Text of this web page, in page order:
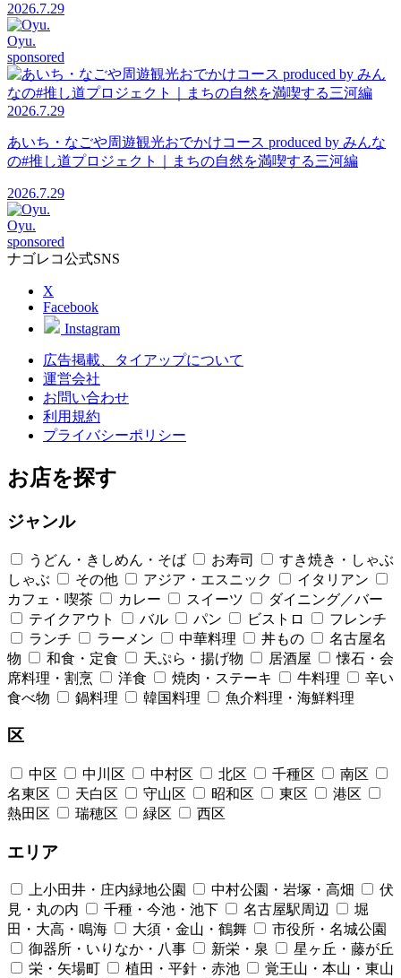
2026.7.29
Oyu.
sponsored
2026.7.29
あいち・なごや周遊観光おでかけコース produced by みんな
の#推し道プロジェクト｜まちの自然を満喫する三河編
2026.7.29
Oyu.
sponsored
ナゴレコ公式SNS
X
Facebook
Instagram
広告掲載、タイアップについて
運営会社
お問い合わせ
利用規約
プライバシーポリシー
お店を探す
ジャンル
うどん・きしめん・そば お寿司
すき焼き・しゃぶ
しゃぶ
その他 アジア・エスニック
イタリアン
カフェ・喫茶
カレー スイーツ
ダイニング／バー
テイクアウト
バル パン ビストロ
フレンチ
ランチ
ラーメン 中華料理 丼もの
名古屋名
物
和食・定食 天ぷら・揚げ物 居酒屋
懐石・会
席料理・割烹
洋食 焼肉・ステーキ 牛料理
辛い
食べ物
鍋料理 韓国料理 魚介料理・海鮮料理
区
中区 中川区 中村区 北区 千種区
南区
名東区
天白区 守山区 昭和区 東区
港区
熱田区
瑞穂区 緑区 西区
エリア
上小田井・庄内緑地公園 中村公園・岩塚・高畑
伏
見・丸の内
千種・今池・池下 名古屋駅周辺
堀
田・大高・鳴海
大須・金山・鶴舞
市役所・名城公園
御器所・いりなか・八事
新栄・泉
星ヶ丘・藤が丘
栄・矢場町
植田・平針・赤池
覚王山・本山・東山